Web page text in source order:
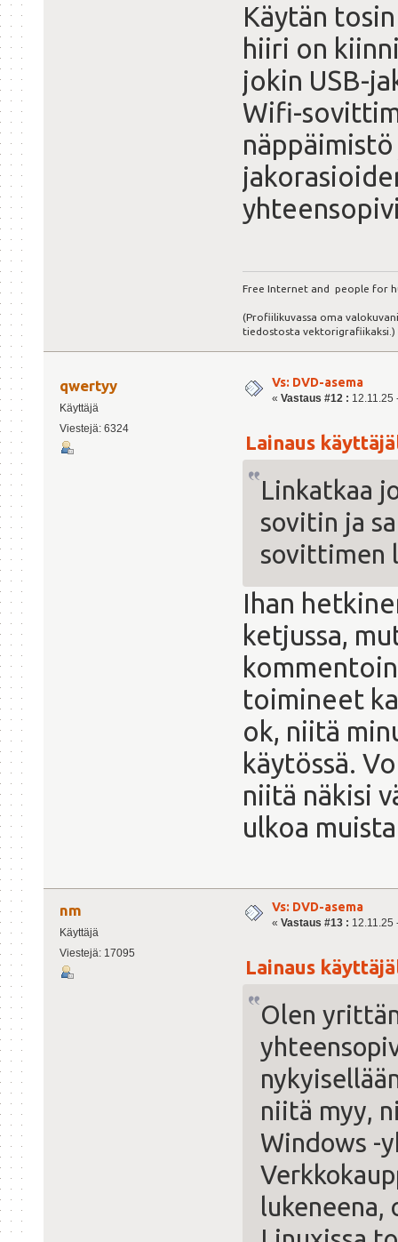
Käytän
hiiri on
jokin USB-
Wifi-
Free Internet and people for
(Profiilikuvassa oma
tiedostosta vektorigrafiikaksi.)
qwertyy
Käyttäjä
Viestejä: 6324
Vs: DVD-asema
« Vastaus #12 : 12.11.25
Lainaus
Linkatkaa
sovitin ja
sovittimen
Ihan
ketjussa,
toimineet
ok, niitä
käytössä.
niitä näkisi
ulkoa
nm
Käyttäjä
Viestejä: 17095
Vs: DVD-asema
« Vastaus #13 : 12.11.25
Lainaus
Olen
niitä myy,
Windows -
lukeneena,